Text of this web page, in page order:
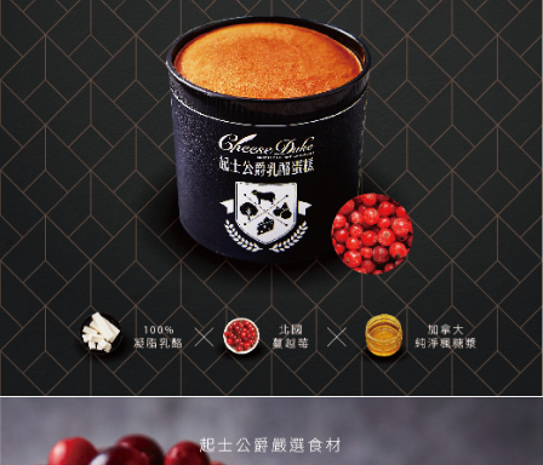
1.分期款項不併入電信帳單，「大哥付你分期」於每月結算日後寄送繳費提
醒簡訊。
2.透過簡訊連結打開帳單後，可選擇「超商條碼／台灣大直營門市／銀行轉
帳／街口支付／iPASS MONEY」等通路繳費。
【注意事項】
1.本服務係由「台灣大哥大股份有限公司」（以下簡稱本公司）所提供，讓
用戶於交易時，得透過本服務購買商品或服務，並由商店將買賣／分期付款
買賣價金債權讓與本公司後，依約使用本公司帳單繳交帳款。
2.基於同意付款使用「大哥付你分期」之契約關係目的，商店將以您的個人
資料（包含姓名、電話或地址）提供予台灣大哥大進項蒐集、處理及利用，
由本公司與您本人進行分期帳單所需資料之確認、核對及更正。
3.完整用戶服務條款，請詳閱以下連結： https://oppay.tw/userRule
【「AFTEE先享後付」結帳流程】
１．於結帳方式選擇「AFTEE先享後付」後，將跳轉至「AFTEE先享後付」
結帳頁面，進行簡訊認證並確認金額後，即可完成結帳。
２．訂單成立數日內，您將收到繳費通知簡訊。
３．收到繳費通知簡訊後14天內，點擊此簡訊中的連結，可透過四大超商／
ATM／網路銀行／等多元方式進行付款，方視為交易完成。
※ 請注意：結帳手續完成當下不需立刻繳費，但若您需要取消訂單，請聯絡
購買商品的店家。未經商家同意取消之訂單仍視為有效，需透過AFTEE先享
後付繳納相關費用。
※ 交易是否成功請以「AFTEE先享後付 」之結帳頁面顯示為準，若有關於
是否繳費成功／繳費後需取消欲退款等相關疑問，請聯繫「AFTEE先享後付
客戶支援中心」 https://netprotections.freshdesk.com/support/home
【注意事項】
１．透過由恩沛科技股份有限公司提供之「AFTEE先享後付」服務完成之交
易，需依本服務之必要範圍內提供個人資料，並將交易相關給付款項請求債
權轉讓予恩沛科技股份有限公司。
２．關於個人資料處理事宜，請瀏覽以下網址：
３．未成年的使用者請事先徵得法定代理人或監護人之同意方可使用
「AFTEE先享後付」，若未經同意申辦者引起之損失，本公司不負相關責
每筆NT$200，滿NT$2,500(含以上)免運費
冷凍宅配
每筆NT$200，滿NT$2,500(含以上)免運費
京站台北店專櫃自取
免運費